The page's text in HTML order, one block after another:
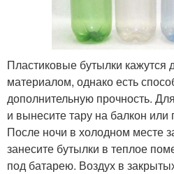
Пластиковые бутылки кажутся
материалом, однако есть
дополнительную прочность.
и вынесите тару на балкон
После ночи в холодном месте
занесите бутылки в теплое
под батарею. Воздух в